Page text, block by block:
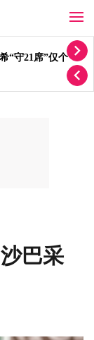
“你为何还不签
巴采